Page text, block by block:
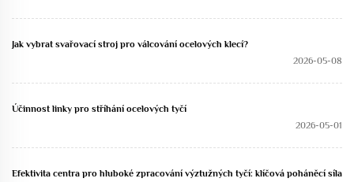
Jak vybrat svařovací stroj pro válcování ocelových klecí?
2026-05-08
Účinnost linky pro stříhání ocelových tyčí
2026-05-01
Efektivita centra pro hluboké zpracování výztužných tyčí: klíčová poháněcí síla